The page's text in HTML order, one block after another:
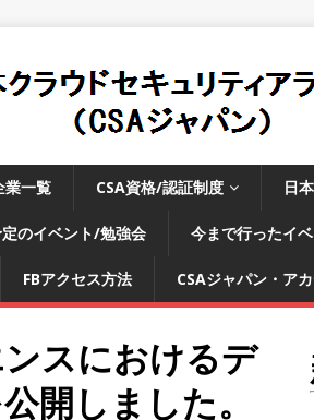
業一覧 CSA資格/認証制度 日
のイベント/勉強会 今まで行ったイ
FBアクセス方法 CSAジャパン・ア
スにおけるデ
開しました。